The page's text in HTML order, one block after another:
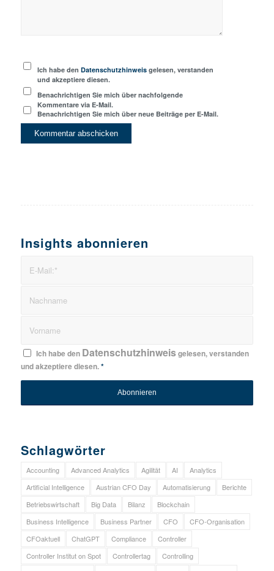
Ich habe denDatenschutzhinweis gelesen, verstanden
und akzeptiere diesen.
Benachrichtigen Sie mich über nachfolgende
Kommentare via E-Mail.
Benachrichtigen Sie mich über neue Beiträge per E-Mail.
Insights abonnieren
Ich habe den Datenschutzhinweisgelesen, verstanden
und akzeptiere diesen.*
Schlagwörter
Accounting Advanced Analytics Agilität AI
Analytics
Artificial Intelligence
Austrian CFO Day Automatisierung
Berichte
Betriebswirtschaft
Big Data Bilanz
Blockchain
Business Intelligence
Business Partner CFO
CFO-Organisation
CFOaktuell
ChatGPT Compliance
Controller
Controller Institut on Spot
Controllertag
Controlling